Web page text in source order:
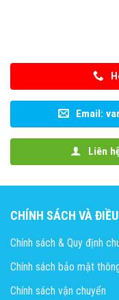
Email:
Liên
CHÍNH SÁCH VÀ
Chính sách & Quy định
Chính sách bảo mật
Chính sách vận chuyển